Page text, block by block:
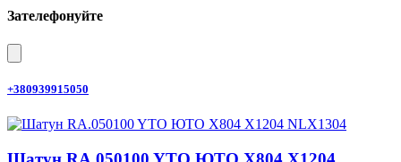
Зателефонуйте
+380939915050